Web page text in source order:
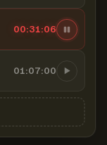
00:31:07
01:07:00